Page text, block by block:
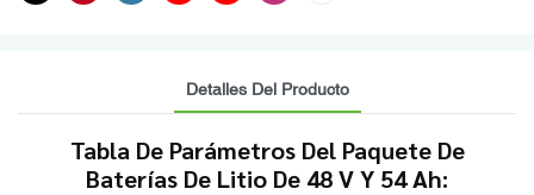
Detalles Del Producto
Tabla De Parámetros Del Paquete De
Baterías De Litio De 48 V Y 54 Ah: